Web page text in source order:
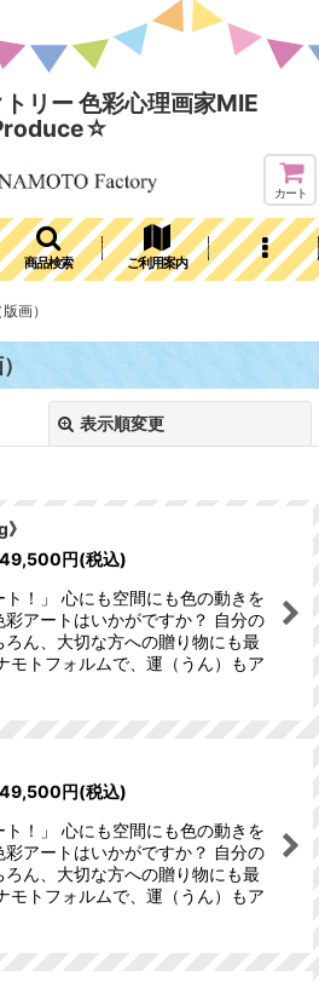
リー 色彩心理画家MIE
カート
商品検索 ご利用案内
画）
表示順変更
絞り込む
49,500円(税込)
ト！」 心にも空間にも色の動きを
彩アートはいかがですか？ 自分の
ろん、大切な方への贈り物にも最
モトフォルムで、運（うん）もア
49,500円(税込)
ト！」 心にも空間にも色の動きを
彩アートはいかがですか？ 自分の
ろん、大切な方への贈り物にも最
モトフォルムで、運（うん）もア